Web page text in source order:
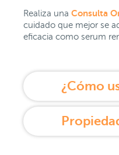
Realiza una Consulta
cuidado que mejor se
eficacia como serum